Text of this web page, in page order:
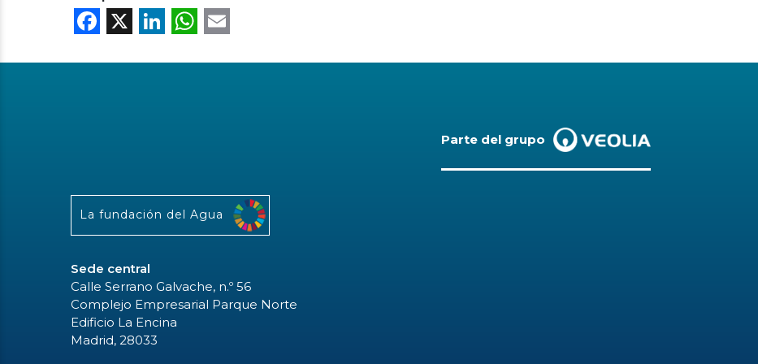
Facebook
X LinkedIn
WhatsApp
Parte del grupo
La fundación del Agua
Sede central
Calle Serrano Galvache, n.º 56
Complejo Empresarial Parque Norte
Edificio La Encina
Madrid, 28033